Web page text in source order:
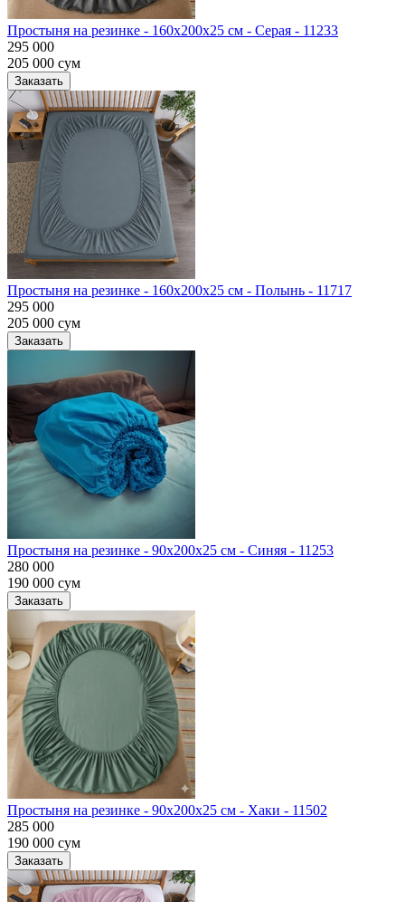
Простыня на резинке - 160x200x25 cм - Серая - 11233
295 000
205 000 сум
Заказать
Простыня на резинке - 160x200x25 cм - Полынь - 11717
295 000
205 000 сум
Заказать
Простыня на резинке - 90x200x25 cм - Синяя - 11253
280 000
190 000 сум
Заказать
Простыня на резинке - 90x200x25 cм - Хаки - 11502
285 000
190 000 сум
Заказать